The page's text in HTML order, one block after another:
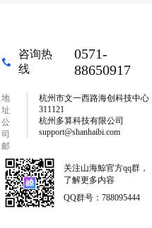
咨询热
线
0571-
88650917
地
址
公
司
邮
箱
杭州市文一西路海创科技中心
311121
杭州多算科技有限公司
support@shanhaibi.com
关注山海鯨官方qq群，
了解更多内容
QQ群号：788095444